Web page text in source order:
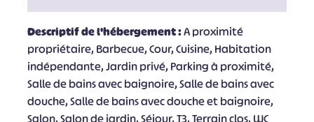
Descriptif de l'hébergement :A proximité
propriétaire, Barbecue, Cour, Cuisine, Habitation
indépendante, Jardin privé, Parking à proximité,
Salle de bains avec baignoire, Salle de bains avec
douche, Salle de bains avec douche et baignoire,
Salon, Salon de jardin, Séjour, T3, Terrain clos, WC